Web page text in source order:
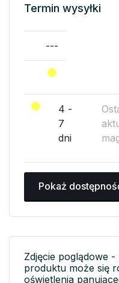
Termin wysyłki
---
4 -
7
dni
Pokaż
Zdjęcie poglądowe
produktu może się
oświetlenia